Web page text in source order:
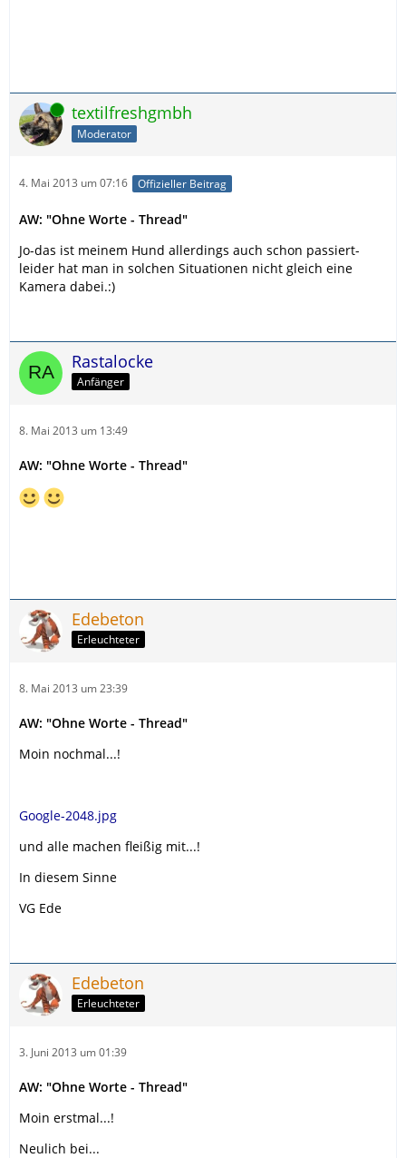
Online textilfreshgmbh
Moderator
4. Mai 2013 um 07:16 Offizieller Beitrag
AW: "Ohne Worte - Thread"
Jo-das ist meinem Hund allerdings auch schon passiert-
leider hat man in solchen Situationen nicht gleich eine
Kamera dabei.:)
Rastalocke
Anfänger
8. Mai 2013 um 13:49
AW: "Ohne Worte - Thread"
Edebeton
Erleuchteter
8. Mai 2013 um 23:39
AW: "Ohne Worte - Thread"
Moin nochmal...!
Google-2048.jpg
und alle machen fleißig mit...!
In diesem Sinne
VG Ede
Edebeton
Erleuchteter
3. Juni 2013 um 01:39
AW: "Ohne Worte - Thread"
Moin erstmal...!
Neulich bei...